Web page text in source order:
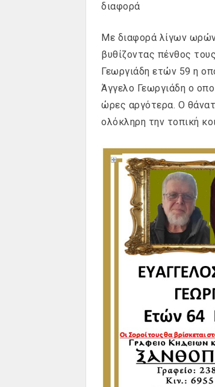
διαφορά
Με διαφορά λίγων
βυθίζοντας πένθος
Γεωργιάδη ετών 59 η
Άγγελο Γεωργιάδη ο
ώρες αργότερα. Ο
ολόκληρη την τοπική